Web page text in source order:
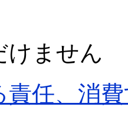
けません
責任、消